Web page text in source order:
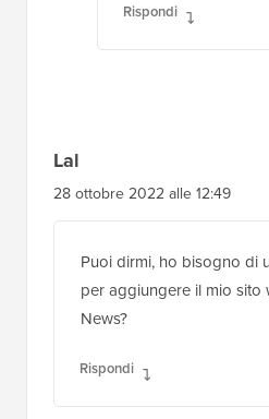
Rispondi
Lal
28 ottobre 2022 alle 12:49
Puoi dirmi, ho bisogno di
per aggiungere il mio
News?
Rispondi